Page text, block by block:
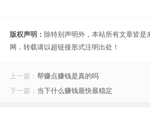
版权声明： 除特别声明外，本站所有文章皆是
网，转载请以超链接形式注明出处！
上一篇： 帮赚点赚钱是真的吗
下一篇： 当下什么赚钱最快最稳定